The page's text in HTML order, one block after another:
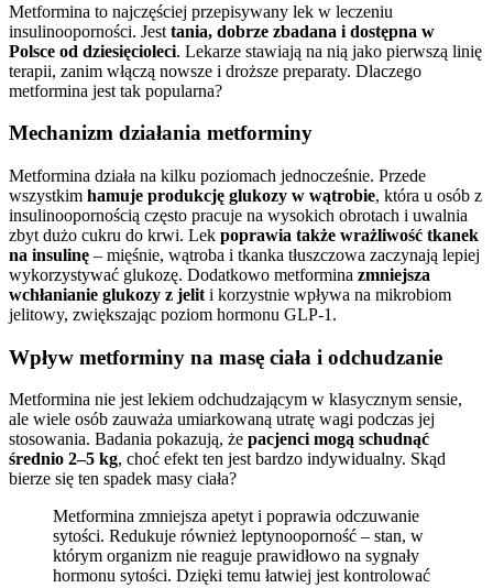
Metformina to najczęściej przepisywany lek w leczeniu
insulinooporności. Jest tania, dobrze zbadana i dostępna w
Polsce od dziesięcioleci. Lekarze stawiają na nią jako pierwszą linię
terapii, zanim włączą nowsze i droższe preparaty. Dlaczego
metformina jest tak popularna?
Mechanizm działania metforminy
Metformina działa na kilku poziomach jednocześnie. Przede
wszystkim hamuje produkcję glukozy w wątrobie, która u osób z
insulinoopornością często pracuje na wysokich obrotach i uwalnia
zbyt dużo cukru do krwi. Lek poprawia także wrażliwość tkanek
na insulinę – mięśnie, wątroba i tkanka tłuszczowa zaczynają lepiej
wykorzystywać glukozę. Dodatkowo metformina zmniejsza
wchłanianie glukozy z jelit i korzystnie wpływa na mikrobiom
jelitowy, zwiększając poziom hormonu GLP-1.
Wpływ metforminy na masę ciała i odchudzanie
Metformina nie jest lekiem odchudzającym w klasycznym sensie,
ale wiele osób zauważa umiarkowaną utratę wagi podczas jej
stosowania. Badania pokazują, że pacjenci mogą schudnąć
średnio 2–5 kg, choć efekt ten jest bardzo indywidualny. Skąd
bierze się ten spadek masy ciała?
Metformina zmniejsza apetyt i poprawia odczuwanie
sytości. Redukuje również leptynooporność – stan, w
którym organizm nie reaguje prawidłowo na sygnały
hormonu sytości. Dzięki temu łatwiej jest kontrolować